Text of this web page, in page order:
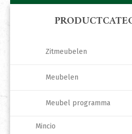
Zitmeubelen
Meubelen
Meubel programma
Mincio